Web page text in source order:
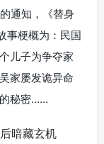
通知，《替身
事梗概为：民国
儿子为争夺家
家屡发诡异命
秘密……